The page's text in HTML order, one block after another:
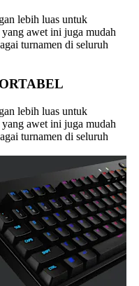
lebih luas untuk
awet ini juga mudah
turnamen di seluruh
lebih luas untuk
awet ini juga mudah
turnamen di seluruh